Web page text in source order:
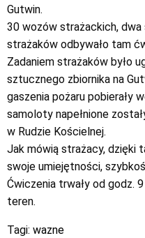
Gutwin.
30 wozów strażackich,
strażaków odbywało tam
Zadaniem strażaków było
sztucznego zbiornika na
gaszenia pożaru pobierały
samoloty napełnione
w Rudzie Kościelnej.
Jak mówią strażacy, dzięki
swoje umiejętności,
Ćwiczenia trwały od godz.
teren.
Tagi: wazne